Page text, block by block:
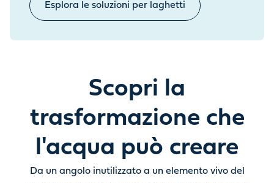
Esplora le soluzioni per laghetti
Scopri la
trasformazione che
l'acqua può creare
Da un angolo inutilizzato a un elemento vivo del